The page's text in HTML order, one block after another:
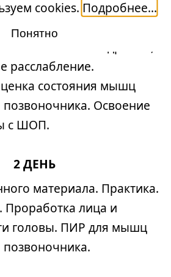
старения. Статика
Практика.
расслабление.
состояния мышц
Освоение
с ШОП.
2 ДЕНЬ
материала. Практика.
Проработка лица и
головы. ПИР для мышц
cookies. Подробнее...
Понятно